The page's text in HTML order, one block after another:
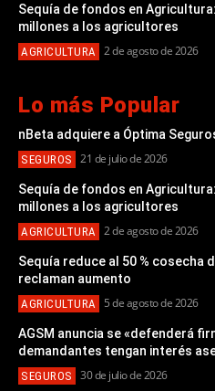
Sequía de fondos en
millones a los agricultores
AGRICULTURA 2 de agosto de 2026
Lo más Popular
nBeta adquiere a Óptima
SEGUROS 21 de julio de 2026
Sequía de fondos en
millones a los agricultores
AGRICULTURA 2 de agosto de 2026
Sequía reduce al 50 %
reclaman aumento
AGRICULTURA 5 de agosto de 2026
AGSM anuncia se «defenderá
demandantes tengan interés
SEGUROS 30 de julio de 2026